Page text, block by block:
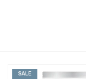
SALE